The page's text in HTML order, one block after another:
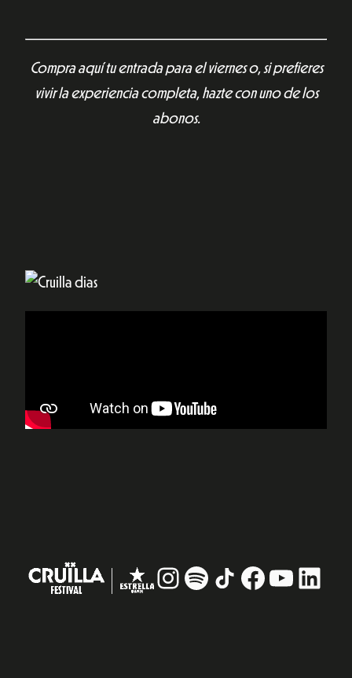
Compra aquí tu entrada para el viernes o, si prefieres
vivir la experiencia completa, hazte con uno de los
abonos.
Instagram
# TikTokFacebook